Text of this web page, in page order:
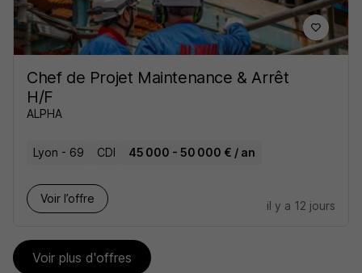
Chef de Projet Maintenance & Arrêt
H/F
ALPHA
Lyon - 69 CDI 45 000 - 50 000 € / an
Voir l’offre
il y a 12 jours
Voir plus d'offres